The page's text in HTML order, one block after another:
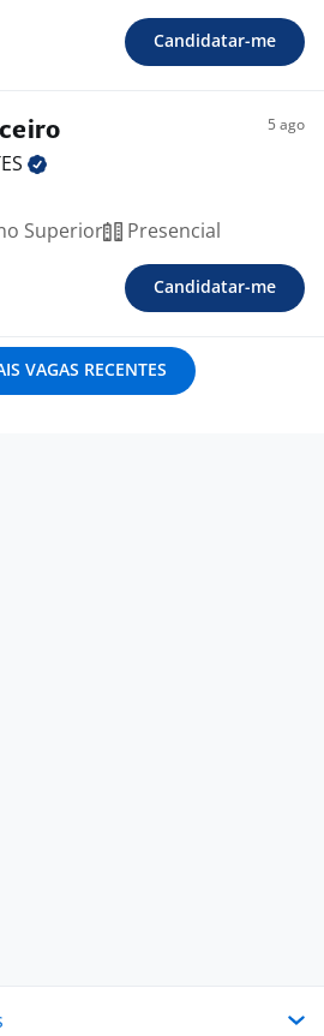
Candidatar-me
5 ago
Superior Presencial
Candidatar-me
VAGAS RECENTES